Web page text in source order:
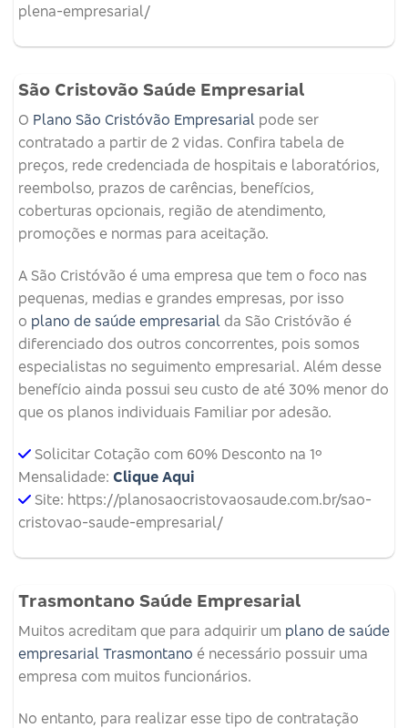
plena-empresarial/
São Cristovão Saúde Empresarial
O Plano São Cristóvão Empresarial pode ser
contratado a partir de 2 vidas. Confira tabela de
preços, rede credenciada de hospitais e laboratórios,
reembolso, prazos de carências, benefícios,
coberturas opcionais, região de atendimento,
promoções e normas para aceitação.
A São Cristóvão é uma empresa que tem o foco nas
pequenas, medias e grandes empresas, por isso
o plano de saúde empresarial da São Cristóvão é
diferenciado dos outros concorrentes, pois somos
especialistas no seguimento empresarial. Além desse
benefício ainda possui seu custo de até 30% menor do
que os planos individuais Familiar por adesão.
Solicitar Cotação com 60% Desconto na 1º
Mensalidade: Clique Aqui
Site: https://planosaocristovaosaude.com.br/sao-
cristovao-saude-empresarial/
Trasmontano Saúde Empresarial
Muitos acreditam que para adquirir um plano de saúde
empresarial Trasmontano é necessário possuir uma
empresa com muitos funcionários.
No entanto, para realizar esse tipo de contratação